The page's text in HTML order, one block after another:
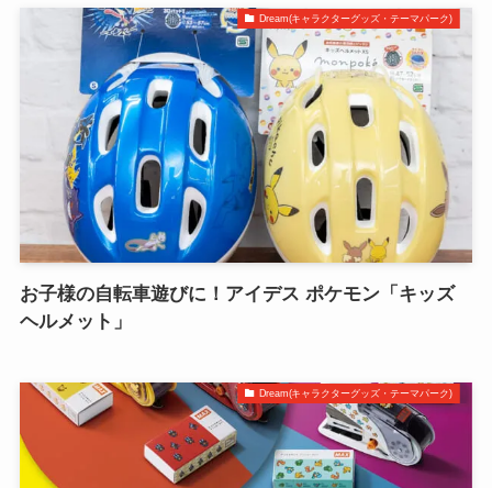
Dream(キャラクターグッズ・テーマパーク)
お子様の自転車遊びに！アイデス ポケモン「キッズ
ヘルメット」
Dream(キャラクターグッズ・テーマパーク)